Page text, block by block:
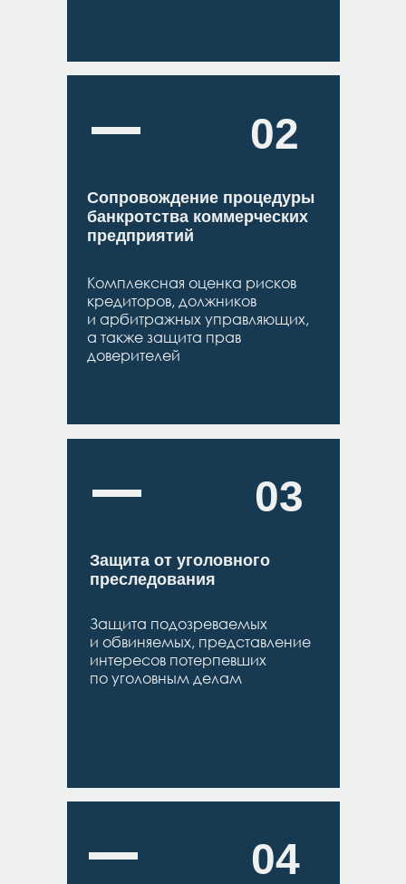
Защита от уголовного
преследования
Защита подозреваемых
и обвиняемых, представление
интересов потерпевших
по уголовным делам
03
Сопровождение процедуры
банкротства коммерческих
предприятий
Комплексная оценка рисков
кредиторов, должников
и арбитражных управляющих,
а также защита прав
доверителей
02
04